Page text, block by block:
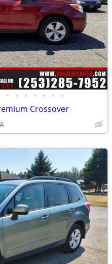
• • • • • • •
Crossover